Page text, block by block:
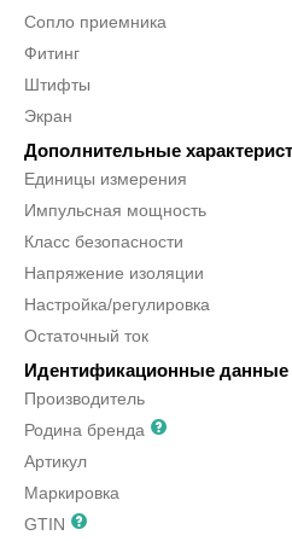
Сопло приемника
Фитинг
Штифты
Экран
Дополнительные
Единицы измерения
Импульсная мощность
Класс безопасности
Напряжение изоляции
Настройка/регулировка
Остаточный ток
Идентификационные данные
Производитель
Родина бренда
Артикул
Маркировка
GTIN